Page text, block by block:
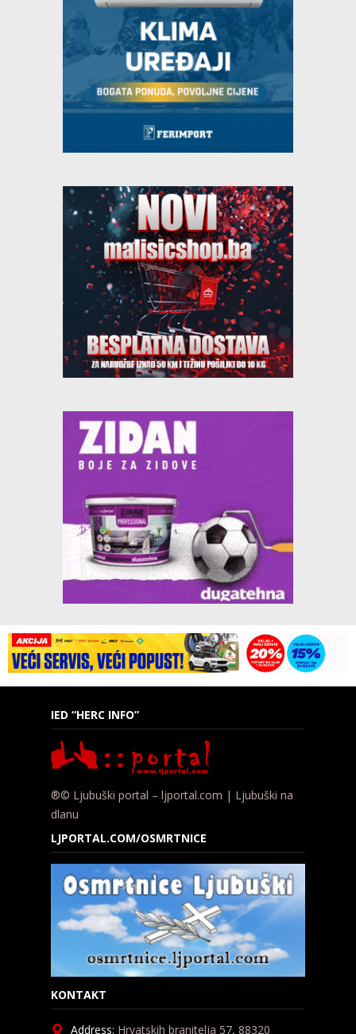
IED “HERC INFO”
®© Ljubuški portal – ljportal.com | Ljubuški na
dlanu
LJPORTAL.COM/OSMRTNICE
KONTAKT
Address: Hrvatskih branitelja 57, 88320